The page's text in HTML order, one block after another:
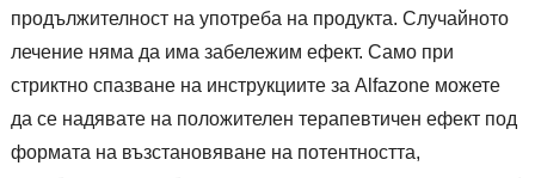
продължителност на употреба на продукта. Случайното
лечение няма да има забележим ефект. Само при
стриктно спазване на инструкциите за Alfazone можете
да се надявате на положителен терапевтичен ефект под
формата на възстановяване на потентността,